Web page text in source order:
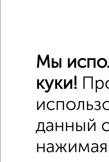
Похожие
Торговые помещения
Мы
куки!
данный